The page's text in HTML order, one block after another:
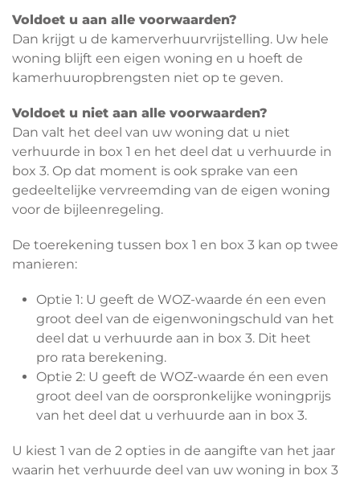
Voldoet u aan alle voorwaarden?
Dan krijgt u de kamerverhuurvrijstelling. Uw hele
woning blijft een eigen woning en u hoeft de
kamerhuuropbrengsten niet op te geven.
Voldoet u niet aan alle voorwaarden?
Dan valt het deel van uw woning dat u niet
verhuurde in box 1 en het deel dat u verhuurde in
box 3. Op dat moment is ook sprake van een
gedeeltelijke vervreemding van de eigen woning
voor de bijleenregeling.
De toerekening tussen box 1 en box 3 kan op twee
manieren:
Optie 1: U geeft de WOZ-waarde én een even
groot deel van de eigenwoningschuld van het
deel dat u verhuurde aan in box 3. Dit heet
pro rata berekening.
Optie 2: U geeft de WOZ-waarde én een even
groot deel van de oorspronkelijke woningprijs
van het deel dat u verhuurde aan in box 3.
U kiest 1 van de 2 opties in de aangifte van het jaar
waarin het verhuurde deel van uw woning in box 3